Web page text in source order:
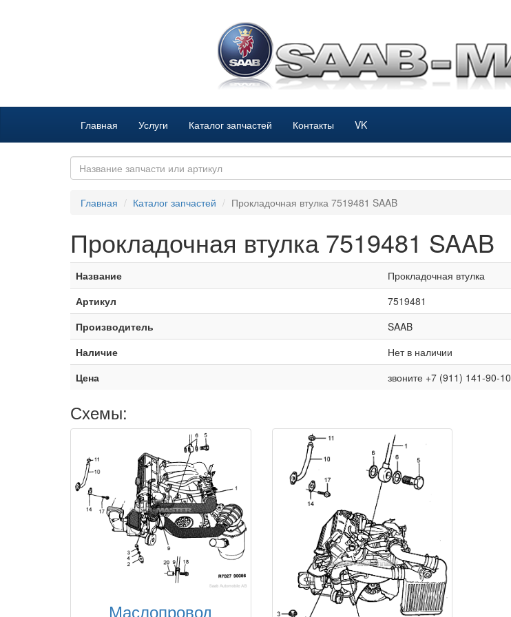
Главная Услуги Каталог запчастей Контакты VK
Главная Каталог запчастей Прокладочная втулка 7519481 SAAB
Прокладочная втулка 7519481 SAAB
Название
Прокладочная втулка
Артикул
7519481
Производитель
SAAB
Наличие
Нет в наличии
Цена
звоните +7 (911) 141-90-10
Схемы:
Маслопровод